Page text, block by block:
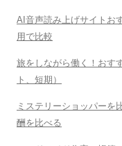
AI音声読み上げサイトお
用で比較
旅をしながら働く！おす
ト、短期）
ミステリーショッパーを
酬を比べる